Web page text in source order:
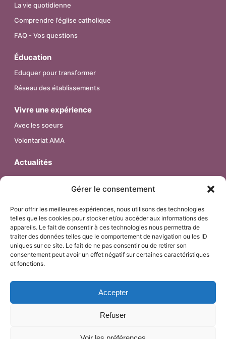
Gérer le consentement
Pour offrir les meilleures expériences, nous utilisons des technologies
telles que les cookies pour stocker et/ou accéder aux informations des
appareils. Le fait de consentir à ces technologies nous permettra de
traiter des données telles que le comportement de navigation ou les ID
uniques sur ce site. Le fait de ne pas consentir ou de retirer son
consentement peut avoir un effet négatif sur certaines caractéristiques
et fonctions.
Accepter
Refuser
La vie quotidienne
Comprendre l’église catholique
FAQ - Vos questions
Éducation
Eduquer pour transformer
Réseau des établissements
Vivre une expérience
Avec les soeurs
Volontariat AMA
Actualités
© 2026 – Religieuses de l’Assomption – Province de France.
Tous droits réservés.
Politique de confidentialité & Cookies